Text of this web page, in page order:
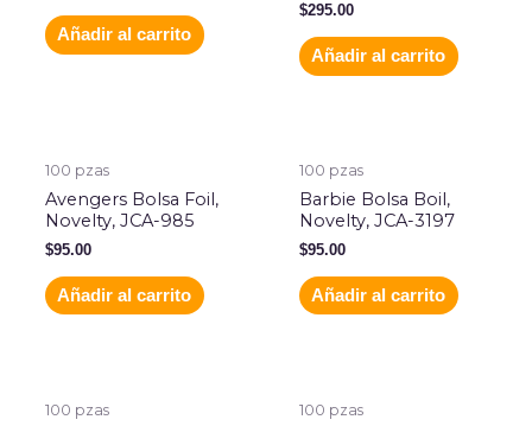
Añadir al carrito
$295.00
Añadir al carrito
100 pzas
Avengers Bolsa Foil,
Novelty, JCA-985
$95.00
Añadir al carrito
100 pzas
Barbie Bolsa Boil,
Novelty, JCA-3197
$95.00
Añadir al carrito
100 pzas 100 pzas